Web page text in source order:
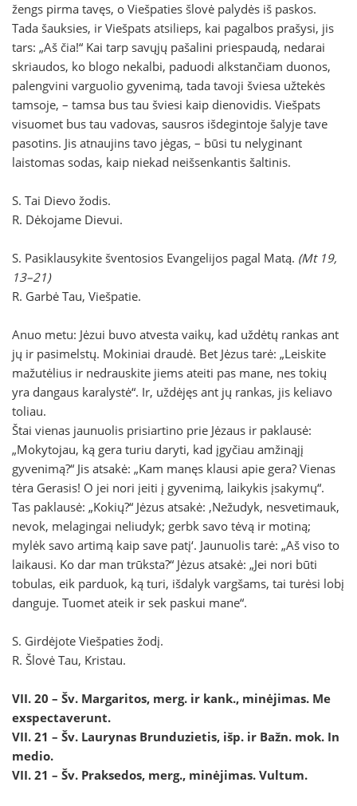
žengs pirma tavęs, o Viešpaties šlovė palydės iš paskos.
Tada šauksies, ir Viešpats atsilieps, kai pagalbos prašysi, jis
tars: „Aš čia!“ Kai tarp savųjų pašalini priespaudą, nedarai
skriaudos, ko blogo nekalbi, paduodi alkstančiam duonos,
palengvini varguolio gyvenimą, tada tavoji šviesa užtekės
tamsoje, – tamsa bus tau šviesi kaip dienovidis. Viešpats
visuomet bus tau vadovas, sausros išdegintoje šalyje tave
pasotins. Jis atnaujins tavo jėgas, – būsi tu nelyginant
laistomas sodas, kaip niekad neišsenkantis šaltinis.
S. Tai Dievo žodis.
R. Dėkojame Dievui.
S. Pasiklausykite šventosios Evangelijos pagal Matą. (Mt 19,
13–21)
R. Garbė Tau, Viešpatie.
Anuo metu: Jėzui buvo atvesta vaikų, kad uždėtų rankas ant
jų ir pasimelstų. Mokiniai draudė. Bet Jėzus tarė: „Leiskite
mažutėlius ir nedrauskite jiems ateiti pas mane, nes tokių
yra dangaus karalystė“. Ir, uždėjęs ant jų rankas, jis keliavo
toliau.
Štai vienas jaunuolis prisiartino prie Jėzaus ir paklausė:
„Mokytojau, ką gera turiu daryti, kad įgyčiau amžinąjį
gyvenimą?“ Jis atsakė: „Kam manęs klausi apie gera? Vienas
tėra Gerasis! O jei nori įeiti į gyvenimą, laikykis įsakymų“.
Tas paklausė: „Kokių?“ Jėzus atsakė: ‚Nežudyk, nesvetimauk,
nevok, melagingai neliudyk; gerbk savo tėvą ir motiną;
mylėk savo artimą kaip save patį‘. Jaunuolis tarė: „Aš viso to
laikausi. Ko dar man trūksta?“ Jėzus atsakė: „Jei nori būti
tobulas, eik parduok, ką turi, išdalyk vargšams, tai turėsi lobį
danguje. Tuomet ateik ir sek paskui mane“.
S. Girdėjote Viešpaties žodį.
R. Šlovė Tau, Kristau.
VII. 20 – Šv. Margaritos, merg. ir kank., minėjimas. Me
exspectaverunt.
VII. 21 – Šv. Laurynas Brunduzietis, išp. ir Bažn. mok. In
medio.
VII. 21 – Šv. Praksedos, merg., minėjimas. Vultum.